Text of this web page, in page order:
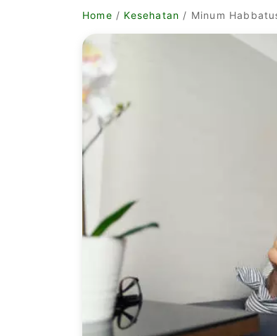
Home / Kesehatan / Minum